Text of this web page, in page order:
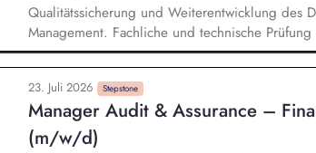
Qualitätssicherung und Weiterentwicklung des
Management. Fachliche und technische
Analyse von Auffälligkeiten. Erstellung und
Kapitalanlage anhand von ESG-Kriterien.
von ESG-Daten. Unterstützung bei
und Research im ESG-Umfeld.
23. Juli 2026 Stepstone
Manager Audit & Assurance –
(m/w/d)